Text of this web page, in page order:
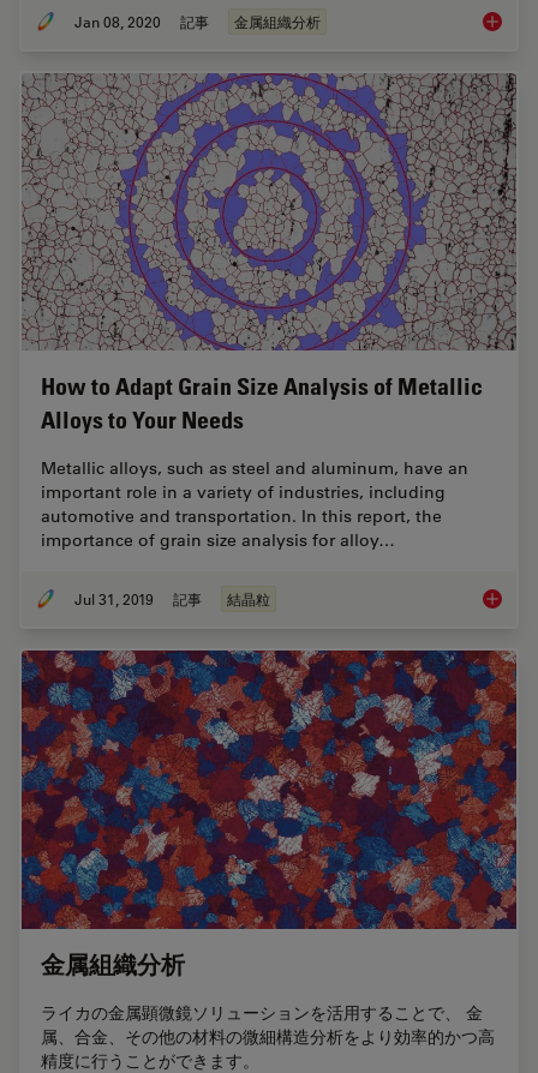
Jan 08, 2020 記事 金属組織分析
How to Adapt Grain Size Analysis of Metallic
Alloys to Your Needs
Metallic alloys, such as steel and aluminum, have an
important role in a variety of industries, including
automotive and transportation. In this report, the
importance of grain size analysis for alloy…
Jul 31, 2019 記事 結晶粒 How to
金属組織分析
ライカの金属顕微鏡ソリューションを活用することで、 金
属、合金、その他の材料の微細構造分析をより効率的かつ高
精度に行うことができます。